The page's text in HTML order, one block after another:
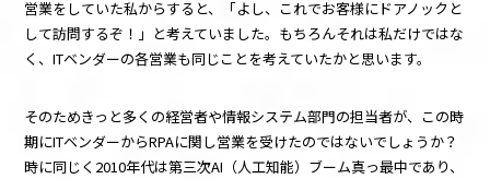
営業をしていた私からすると、「よし、これでお客様にドアノックと
して訪問するぞ！」と考えていました。もちろんそれは私だけではな
く、ITベンダーの各営業も同じことを考えていたかと思います。
そのためきっと多くの経営者や情報システム部門の担当者が、この時
期にITベンダーからRPAに関し営業を受けたのではないでしょうか？
時に同じく 2010年代は第三次AI （人工知能）ブーム真っ最中であり、